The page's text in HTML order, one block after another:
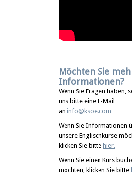
Möchten Sie
Informationen?
Wenn Sie Fragen haben,
uns bitte eine E-Mail
an info@ksoe.com
Wenn Sie Informationen
unsere Englischkurse
klicken Sie bitte hier.
Wenn Sie einen Kurs
möchten, klicken Sie bitte